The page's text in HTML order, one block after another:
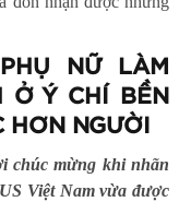
NỮ LÀM
Ở Ý CHÍ BỀN
HƠN NGƯỜI
chúc mừng khi nhãn
Việt Nam vừa được